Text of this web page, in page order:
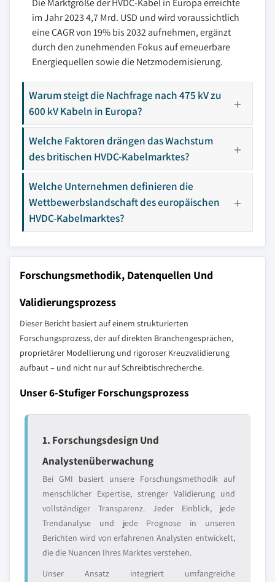
Die Marktgröße der HVDC-Kabel in Europa erreichte
im Jahr 2023 4,7 Mrd. USD und wird voraussichtlich
eine CAGR von 19% bis 2032 aufnehmen, ergänzt
durch den zunehmenden Fokus auf erneuerbare
Energiequellen sowie die Netzmodernisierung.
Warum steigt die Nachfrage nach 475 kV zu
600 kV Kabeln in Europa?
Welche Faktoren drängen das Wachstum
des britischen HVDC-Kabelmarktes?
Welche Unternehmen definieren die
Wettbewerbslandschaft des europäischen
HVDC-Kabelmarktes?
Forschungsmethodik, Datenquellen Und
Validierungsprozess
Dieser Bericht basiert auf einem strukturierten
Forschungsprozess, der auf direkten Branchengesprächen,
proprietärer Modellierung und rigoroser Kreuzvalidierung
aufbaut – und nicht nur auf Schreibtischrecherche.
Unser 6-Stufiger Forschungsprozess
1. Forschungsdesign Und
Analystenüberwachung
Bei GMI basiert unsere Forschungsmethodik auf
menschlicher Expertise, strenger Validierung und
vollständiger Transparenz. Jeder Einblick, jede
Trendanalyse und jede Prognose in unseren
Berichten wird von erfahrenen Analysten entwickelt,
die die Nuancen Ihres Marktes verstehen.
Unser Ansatz integriert umfangreiche